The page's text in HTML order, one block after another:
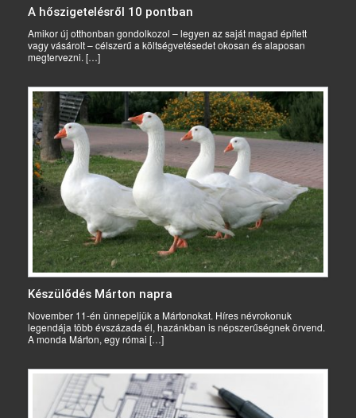
A hőszigetelésről 10 pontban
Amikor új otthonban gondolkozol – legyen az saját magad épített
vagy vásárolt – célszerű a költségvetésedet okosan és alaposan
megtervezni. […]
Készülődés Márton napra
November 11-én ünnepeljük a Mártonokat. Híres névrokonuk
legendája több évszázada él, hazánkban is népszerűségnek örvend.
A monda Márton, egy római […]